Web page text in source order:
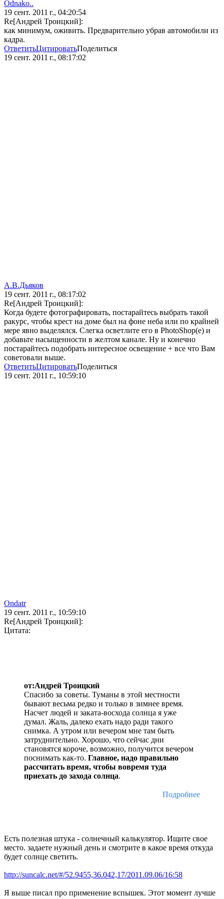
Odnako..
19 сент. 2011 г., 04:20:54
Re[Андрей Троицкий]:
как минимум, оживить. Предварительно убрав автомобили из
кадра.
ОтветитьЦитироватьПоделиться
19 сент. 2011 г., 08:17:02
А.В.Дьяков
19 сент. 2011 г., 08:17:02
Re[Андрей Троицкий]:
Когда будете фотографировать, постарайтесь выбрать такой
ракурс, чтобы крест на доме был на фоне неба или по крайней
мере явно выделялся. Слегка осветлите его в PhotoShop(e) и
добавьте насыщенности в желтом канале. Ну и конечно
постарайтесь подобрать интересное освещение + все что Вам
советовали выше.
ОтветитьЦитироватьПоделиться
19 сент. 2011 г., 10:59:10
Ondatr
19 сент. 2011 г., 10:59:10
Re[Андрей Троицкий]:
Цитата:
от:Андрей Троицкий
Спасибо за советы. Туманы в этой местности
бывают весьма редко и только в зимнее время.
Насчет людей и заката-восхода солнца я уже
думал. Жаль, далеко ехать надо ради такого
снимка. А утром или вечером мне там быть
затруднительно. Хорошо, что сейчас дни
становятся короче, возможно, получится вечером
поснимать как-то. Главное, надо правильно
рассчитать время, чтобы вовремя туда
приехать до захода солнца.
Подробнее
Есть полезная штука - солнечный калькулятор. Ищите свое
место. задаете нужный день и смотрите в какое время откуда
будет солнце светить.
http://suncalc.net/#/52.9455,36.042,17/2011.09.06/16:58
Я выше писал про применение вспышек. Этот момент лучше